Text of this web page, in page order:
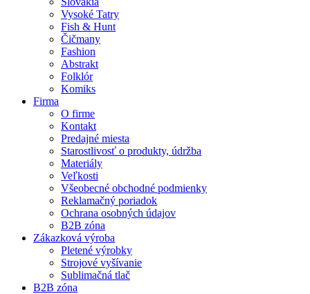
Vysoké Tatry
Fish & Hunt
Čičmany
Fashion
Abstrakt
Folklór
Komiks
Firma
O firme
Kontakt
Predajné miesta
Starostlivosť o produkty, údržba
Materiály
Veľkosti
Všeobecné obchodné podmienky
Reklamačný poriadok
Ochrana osobných údajov
B2B zóna
Zákazková výroba
Pletené výrobky
Strojové vyšívanie
Sublimačná tlač
B2B zóna